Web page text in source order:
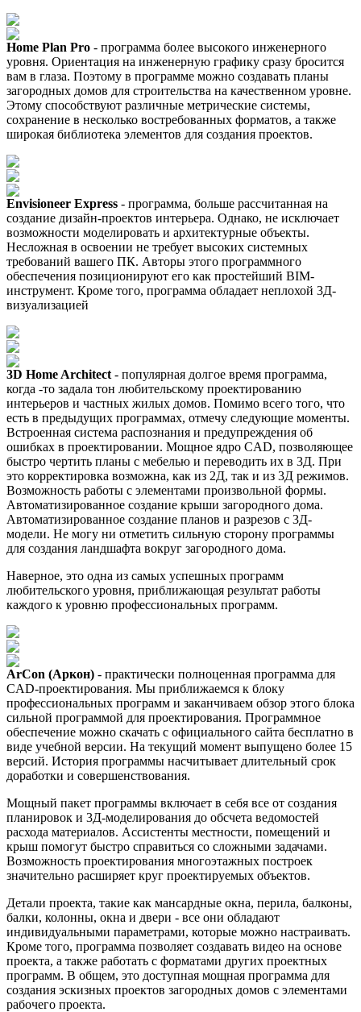
Home Plan Pro - программа более высокого инженерного
уровня. Ориентация на инженерную графику сразу бросится
вам в глаза. Поэтому в программе можно создавать планы
загородных домов для строительства на качественном уровне.
Этому способствуют различные метрические системы,
сохранение в несколько востребованных форматов, а также
широкая библиотека элементов для создания проектов.
Envisioneer Express - программа, больше рассчитанная на
создание дизайн-проектов интерьера. Однако, не исключает
возможности моделировать и архитектурные объекты.
Несложная в освоении не требует высоких системных
требований вашего ПК. Авторы этого программного
обеспечения позиционируют его как простейший BIM-
инструмент. Кроме того, программа обладает неплохой 3Д-
визуализацией
3D Home Architect - популярная долгое время программа,
когда -то задала тон любительскому проектированию
интерьеров и частных жилых домов. Помимо всего того, что
есть в предыдущих программах, отмечу следующие моменты.
Встроенная система распознания и предупреждения об
ошибках в проектировании. Мощное ядро CAD, позволяющее
быстро чертить планы с мебелью и переводить их в 3Д. При
это корректировка возможна, как из 2Д, так и из 3Д режимов.
Возможность работы с элементами произвольной формы.
Автоматизированное создание крыши загородного дома.
Автоматизированное создание планов и разрезов с 3Д-
модели. Не могу ни отметить сильную сторону программы
для создания ландшафта вокруг загородного дома.
Наверное, это одна из самых успешных программ
любительского уровня, приближающая результат работы
каждого к уровню профессиональных программ.
ArCon (Аркон) - практически полноценная программа для
CAD-проектирования. Мы приближаемся к блоку
профессиональных программ и заканчиваем обзор этого блока
сильной программой для проектирования. Программное
обеспечение можно скачать с официального сайта бесплатно в
виде учебной версии. На текущий момент выпущено более 15
версий. История программы насчитывает длительный срок
доработки и совершенствования.
Мощный пакет программы включает в себя все от создания
планировок и 3Д-моделирования до обсчета ведомостей
расхода материалов. Ассистенты местности, помещений и
крыш помогут быстро справиться со сложными задачами.
Возможность проектирования многоэтажных построек
значительно расширяет круг проектируемых объектов.
Детали проекта, такие как мансардные окна, перила, балконы,
балки, колонны, окна и двери - все они обладают
индивидуальными параметрами, которые можно настраивать.
Кроме того, программа позволяет создавать видео на основе
проекта, а также работать с форматами других проектных
программ. В общем, это доступная мощная программа для
создания эскизных проектов загородных домов с элементами
рабочего проекта.